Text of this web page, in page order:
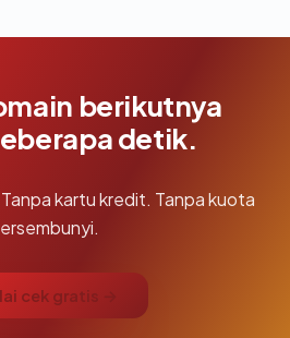
berikutnya
detik.
kartu kredit. Tanpa kuota
cek gratis →